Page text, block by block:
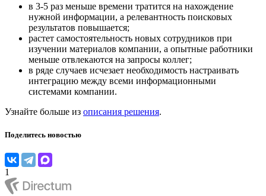
в 3-5 раз меньше времени тратится на нахождение
нужной информации, а релевантность поисковых
результатов повышается;
растет самостоятельность новых сотрудников при
изучении материалов компании, а опытные работники
меньше отвлекаются на запросы коллег;
в ряде случаев исчезает необходимость настраивать
интеграцию между всеми информационными
системами компании.
Узнайте больше из описания решения.
Поделитесь новостью
1